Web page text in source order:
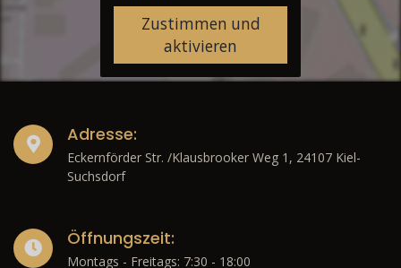
Zustimmen und
aktivieren
Adresse:
Eckernförder Str. /Klausbrooker Weg 1, 24107 Kiel-
Suchsdorf
Öffnungszeit:
Montags - Freitags: 7:30 - 18:00